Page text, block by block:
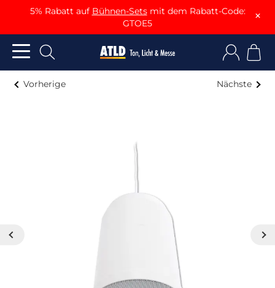
5% Rabatt auf Bühnen-Setsmit dem Rabatt-Code:
GTOE5
×
Vorherige Nächste